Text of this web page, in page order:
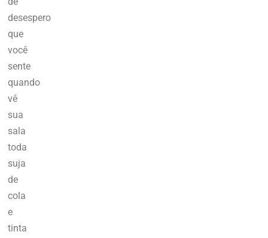
desespero
que
você
sente
quando
vê
sua
sala
toda
suja
de
cola
e
tinta